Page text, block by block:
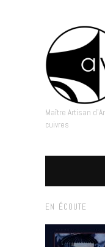
Maître Artisan
cuivres
EN ÉCOUTE